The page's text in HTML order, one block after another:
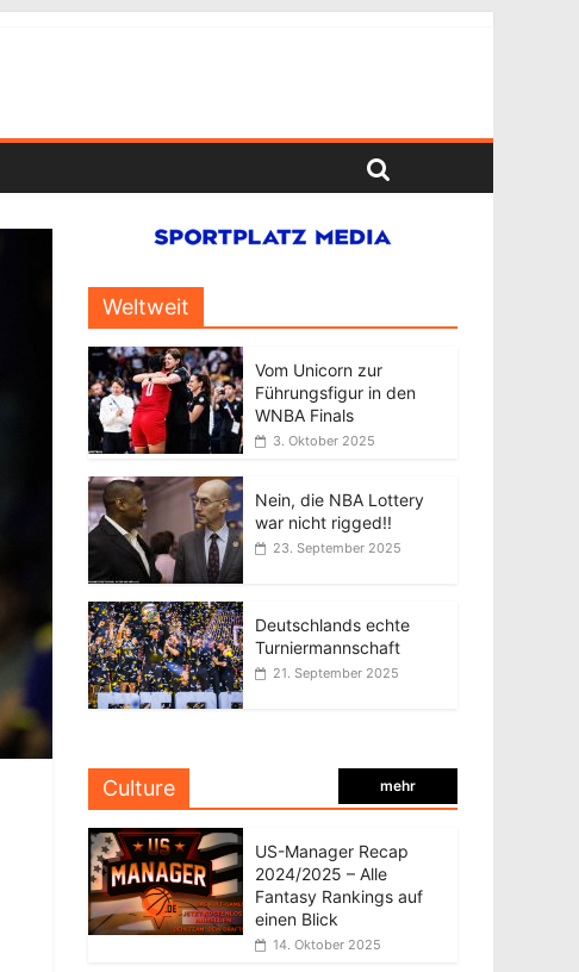
Weltweit
Vom Unicorn zur
Führungsfigur in den
WNBA Finals
3. Oktober 2025
Nein, die NBA Lottery
war nicht rigged!!
23. September 2025
Deutschlands echte
Turniermannschaft
21. September 2025
Culture mehr
US-Manager Recap
2024/2025 – Alle
Fantasy Rankings auf
einen Blick
14. Oktober 2025